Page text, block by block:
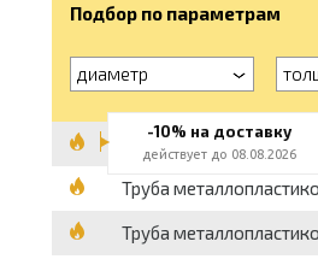
Подбор по параметрам
диаметр
Труба
Труба
Труба
-10% на доставку
действует до 08.08.2026